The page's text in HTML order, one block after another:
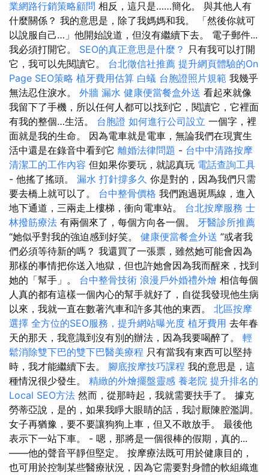
業網路行銷策略顧問 相反，這只是……簡化。 與其他人有
什麼關係？ 我的意思是，除了我媽媽和我。 「然後你就可
以說服自己…」他開始說道，但沒有繼續下去。 電子郵件...
我必須打開它。 SEO的真正意思是什麼？ 只有我可以打開
它，我可以先閱讀它。 台北徵信社推薦 提升網頁體驗的On
Page SEO策略 植牙費用估算 白蟻 台胞證照片規範 我幾乎
無法忍住淚水。 外牆 漏水 健康便當餐盒外送 看起來就像
我留下了手機，所以任何人都可以找到它，閱讀它，它裡面
有我的整個…生活。 台胞證 如何進行公司設立 一個字，裡
面就是我的生命。 因為電車就是電車，無論我們在現實生
活中還是在錄音中看到它 離婚法律問題 - 台中中清路按摩
清潔工的工作內容 但如果你要玩，就認真玩 電話查詢工具
- 他搖了搖頭。 漏水 打針撐多久 你是對的，因為我們只需
要去橋上就可以了。 台中整骨價格 我們跑過斑馬線，進入
地下通道，三兩走上樓梯，衝向電車站。 台北按摩服務 士
林撥筋療法 有兩個來了，每個方向各一個。 牙醫診所推薦
“她似乎對我的強迫感到好笑。 健康便當餐盒外送 ”或者我
們必須等待新的嗎？ 我還買了一張票，雖然她可能會因為
那樣的事情把你送入地獄，但也許她會因為我而醒來，找到
她的「幫手」。 台中整骨技術 浪漫戶外婚禮外燴 相信每個
人真的都有這樣一個內心的幫手就好了，自從我發現他生病
以來，我就一直在數著汽車和許多其他的東西。 北區按摩
選擇 全方位的SEO服務，提升網站曝光度 植牙費用 去年春
天的那天，我意識到沒有別的辦法，因為我要喝醉了。 輕
鬆消除雙下巴的雙下巴醫美療程 只有當我有東西可以堅持
時，我才能繼續下去。 腳底按摩技巧課程 我的意思是，這
種情況很少發生。 精緻的外燴擺盤靈感 養老院 提升排名的
Local SEO方法 然而，從那時起，我就需要扶手了。 據克
勞蒂亞說，是的，如果我睜大眼睛的話，我討厭陳腔濫調。
女子再猶豫，要不要讓狗狗上車，但又不敢放手。 最後他
表示下一站下車。 - 嗯，那將是一個很棒的假期，真的...
——他的聲音平靜但堅定。 按摩療法既可用於健康目的，
也可用於控制某些醫療狀況，因為它需要對身體的軟組織進